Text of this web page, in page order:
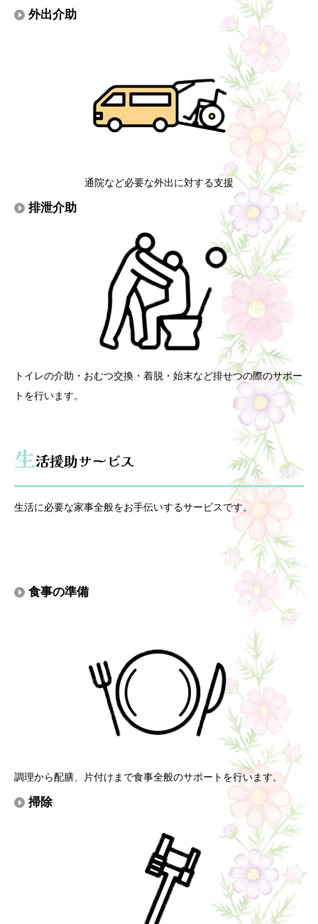
外出介助
通院など必要な外出に対する支援
排泄介助
トイレの介助・おむつ交換・着脱・始末など排せつの際のサポー
トを行います。
生活援助サービス
生活に必要な家事全般をお手伝いするサービスです。
食事の準備
調理から配膳、片付けまで食事全般のサポートを行います。
掃除